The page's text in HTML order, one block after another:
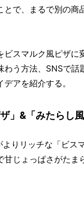
とで、まるで別の
ビスマルク風ピザ
わう方法、SNSで
アを紹介する。
」&「みたらし
りリッチな「ビス
甘じょっぱさがた